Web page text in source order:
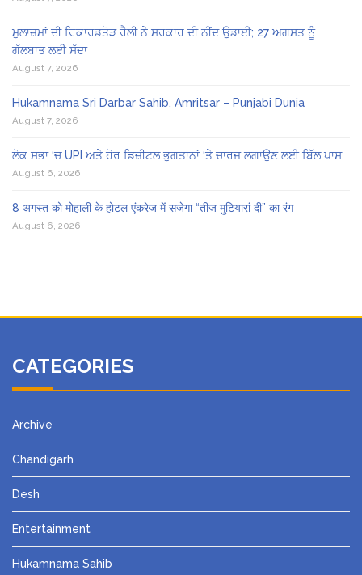
ਮੁਲਾਜ਼ਮਾਂ ਦੀ ਰਿਕਾਰਡਤੋੜ ਰੈਲੀ ਨੇ ਸਰਕਾਰ ਦੀ ਨੀਂਦ ਉਡਾਈ; 27 ਅਗਸਤ ਨੂੰ
ਗੱਲਬਾਤ ਲਈ ਸੱਦਾ
August 7, 2026
Hukamnama Sri Darbar Sahib, Amritsar – Punjabi Dunia
August 7, 2026
ਲੋਕ ਸਭਾ ‘ਚ UPI ਅਤੇ ਹੋਰ ਡਿਜ਼ੀਟਲ ਭੁਗਤਾਨਾਂ ‘ਤੇ ਚਾਰਜ ਲਗਾਉਣ ਲਈ ਬਿੱਲ ਪਾਸ
August 6, 2026
8 अगस्त को मोहाली के होटल एंकरेज में सजेगा “तीज मुटियारां दी” का रंग
August 6, 2026
CATEGORIES
Archive
Chandigarh
Desh
Entertainment
Hukamnama Sahib